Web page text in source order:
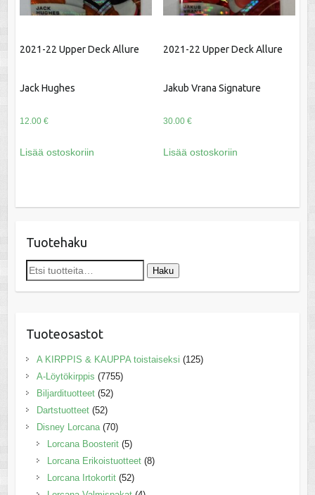
2021-22 Upper Deck Allure
Jack Hughes
12.00 €
Lisää ostoskoriin
2021-22 Upper Deck Allure
Jakub Vrana Signature
30.00 €
Lisää ostoskoriin
Tuotehaku
Etsi: Haku
Tuoteosastot
A KIRPPIS & KAUPPA toistaiseksi (125)
A-Löytökirppis (7755)
Biljardituotteet (52)
Dartstuotteet (52)
Disney Lorcana (70)
Lorcana Boosterit (5)
Lorcana Erikoistuotteet (8)
Lorcana Irtokortit (52)